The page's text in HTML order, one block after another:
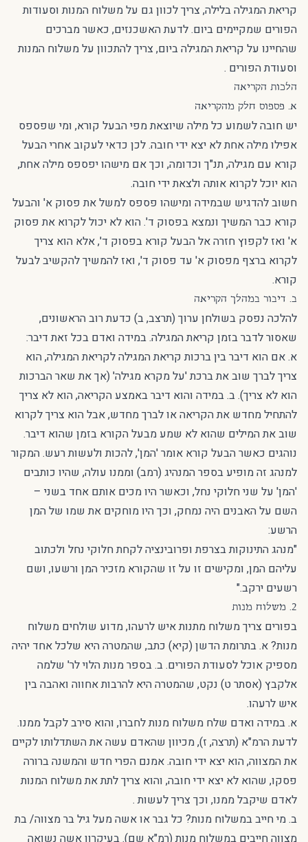
קריאת המגילה בלילה, צריך לכוון גם על משלוח המנות וסעודות
הפורים שמקיימים ביום. לדעת האשכנזים, כאשר מברכים
שהחיינו על קריאת המגילה ביום, צריך להתכוון על משלוח המנות
וסעודת הפורים .
הלכות הקריאה
א. פספוס חלק מהקריאה
יש חובה לשמוע כל מילה שיוצאת מפי הבעל קורא, ומי שפספס
אפילו מילה אחת לא יצא ידי חובה. לכן כדאי לעקוב אחרי הבעל
קורא עם מגילה, תנ"ך וכדומה, וכך אם מישהו יפספס מילה אחת,
הוא יוכל לקרוא אותה ולצאת ידי חובה.
חשוב להדגיש שבמידה ומישהו פספס למשל את פסוק א' והבעל
קורא כבר המשיך ונמצא בפסוק ד'. הוא לא יכול לקרוא את פסוק
א' ואז לקפוץ חזרה אל הבעל קורא בפסוק ד', אלא הוא צריך
לקרוא ברצף מפסוק א' עד פסוק ד', ואז להמשיך להקשיב לבעל
קורא.
ב. דיבור במהלך הקריאה
להלכה נפסק בשולחן ערוך (תרצב, ב) כדעת רוב הראשונים,
שאסור לדבר בזמן קריאת המגילה. במידה ואדם בכל זאת דיבר:
א. אם הוא דיבר בין ברכות קריאת המגילה לקריאת המגילה, הוא
צריך לברך שוב את ברכת 'על מקרא מגילה' (אך את שאר הברכות
הוא לא צריך). ב. במידה והוא דיבר באמצע הקריאה, הוא לא צריך
להתחיל מחדש את הקריאה או לברך מחדש, אבל הוא צריך לקרוא
שוב את המילים שהוא לא שמע מבעל הקורא בזמן שהוא דיבר.
נוהגים כאשר הבעל קורא אומר 'המן', להכות ולעשות רעש. המקור
למנהג זה מופיע בספר המנהיג (רמב) וממנו עולה, שהיו כותבים
'המן' על שני חלוקי נחל, וכאשר היו מכים אותם אחד בשני –
השם על האבנים היה נמחק, וכך היו מוחקים את שמו של המן
הרשע:
"מנהג התינוקות בצרפת ופרובינציה לקחת חלוקי נחל ולכתוב
עליהם המן, ומקישים זו על זו שהקורא מזכיר המן ורשעו, ושם
רשעים ירקב."
2. משלוח מנות
בפורים צריך משלוח מתנות איש לרעהו, מדוע שולחים משלוח
מנות? א. בתרומת הדשן (קיא) כתב, שהמטרה היא שלכל אחד יהיה
מספיק אוכל לסעודת הפורים. ב. בספר מנות הלוי לר' שלמה
אלקבץ (אסתר ט) נקט, שהמטרה היא להרבות אחווה ואהבה בין
איש לרעהו.
א. במידה ואדם שלח משלוח מנות לחברו, והוא סירב לקבל ממנו.
לדעת הרמ"א (תרצה, ז), מכיוון שהאדם עשה את השתדלותו לקיים
את המצווה, הוא יצא ידי חובה. אמנם הפרי חדש והמשנה ברורה
פסקו, שהוא לא יצא ידי חובה, והוא צריך לתת את משלוח המנות
לאדם שיקבל ממנו, וכך צריך לעשות .
ב. מי חייב במשלוח מנות? כל גבר או אשה מעל גיל בר מצווה/ בת
מצווה חייבים במשלוח מנות (רמ"א שם). בעיקרון אשה נשואה